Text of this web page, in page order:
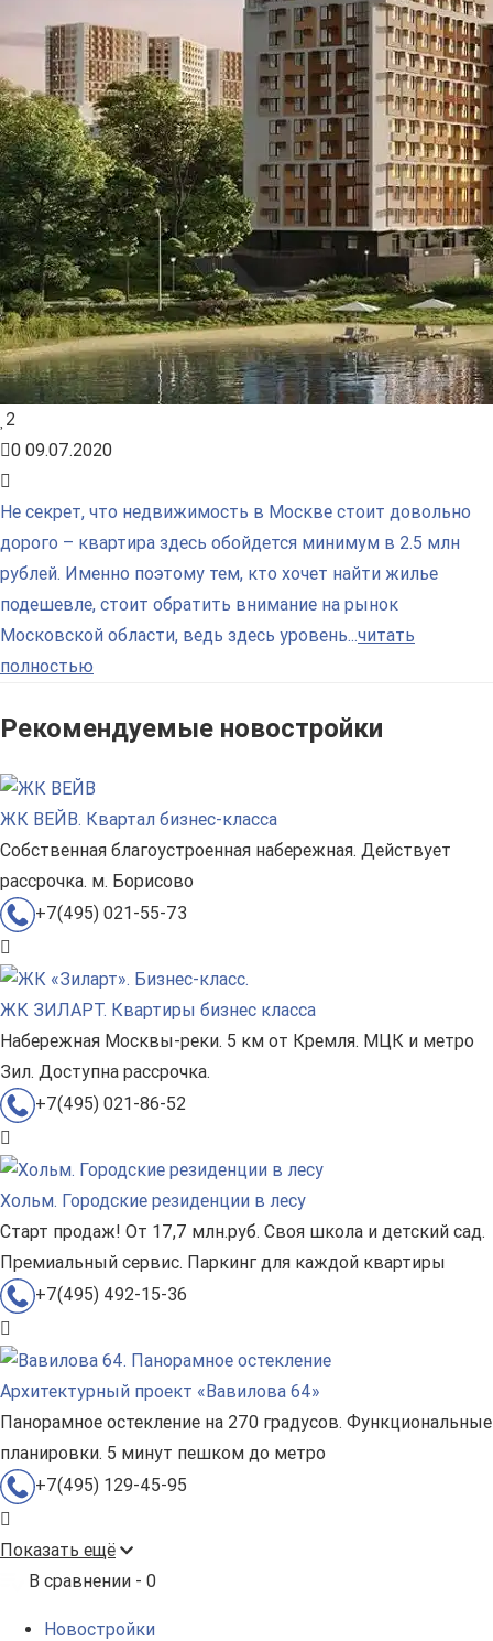
2
0 09.07.2020
Не секрет, что недвижимость в Москве стоит довольно
дорого – квартира здесь обойдется минимум в 2.5 млн
рублей. Именно поэтому тем, кто хочет найти жилье
подешевле, стоит обратить внимание на рынок
Московской области, ведь здесь уровень...читать
полностью
Рекомендуемые новостройки
ЖК ВЕЙВ. Квартал бизнес-класса
Собственная благоустроенная набережная. Действует
рассрочка. м. Борисово
+7(495) 021-55-73
ЖК ЗИЛАРТ. Квартиры бизнес класса
Набережная Москвы-реки. 5 км от Кремля. МЦК и метро
Зил. Доступна рассрочка.
+7(495) 021-86-52
Хольм. Городские резиденции в лесу
Старт продаж! От 17,7 млн.руб. Своя школа и детский сад.
Премиальный сервис. Паркинг для каждой квартиры
+7(495) 492-15-36
Архитектурный проект «Вавилова 64»
Панорамное остекление на 270 градусов. Функциональные
планировки. 5 минут пешком до метро
+7(495) 129-45-95
Показать ещё
В сравнении - 0
Новостройки